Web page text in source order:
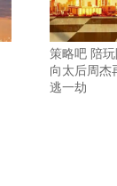
策略吧 陪
向太后周杰
逃一劫